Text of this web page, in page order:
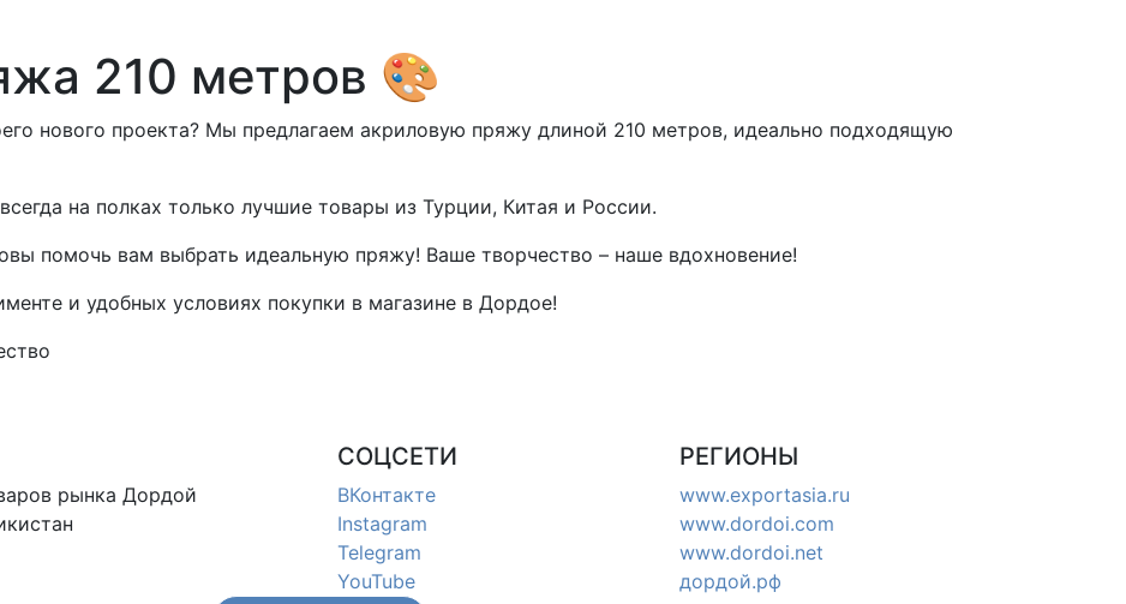
210 метров 🎨
нового проекта? Мы предлагаем акриловую пряжу длиной 210 метров, идеально подходящую
на полках только лучшие товары из Турции, Китая и России.
помочь вам выбрать идеальную пряжу! Ваше творчество – наше вдохновение!
и удобных условиях покупки в магазине в Дордое!
рынка Дордой
СОЦСЕТИ
ВКонтакте
Instagram
Telegram
YouTube
РЕГИОНЫ
www.exportasia.ru
www.dordoi.com
www.dordoi.net
дордой.рф